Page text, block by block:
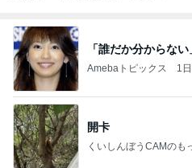
「誰だか分からな
Amebaトピックス 1
開卡
くいしんぼうCAMのも